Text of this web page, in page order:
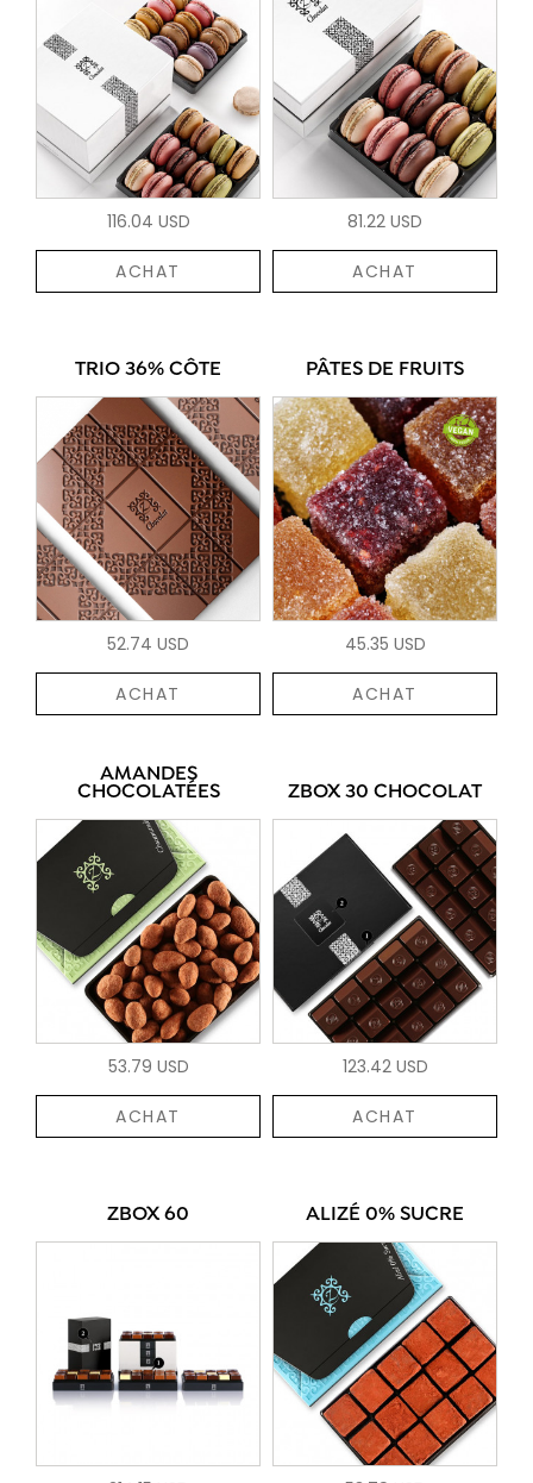
116.04 USD
ACHAT
81.22 USD
ACHAT
TRIO 36% CÔTE
52.74 USD
ACHAT
PÂTES DE FRUITS
45.35 USD
ACHAT
AMANDES
CHOCOLATÉES
53.79 USD
ACHAT
ZBOX 30 CHOCOLAT
123.42 USD
ACHAT
ZBOX 60 ALIZÉ 0% SUCRE